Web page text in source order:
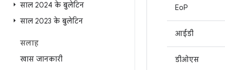
साल 2024 के बुलेटिन
साल 2023 के बुलेटिन
सलाह
खास जानकारी
EoP
आईडी
डीओएस